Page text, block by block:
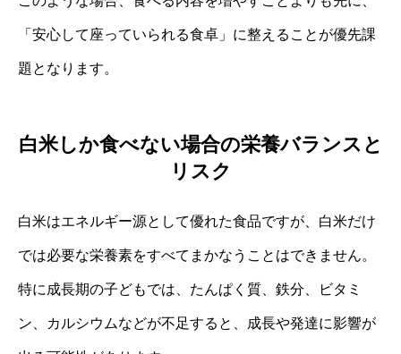
「安心して座っていられる食卓」に整えることが優先課
題となります。
白米しか食べない場合の栄養バランスと
リスク
白米はエネルギー源として優れた食品ですが、白米だけ
では必要な栄養素をすべてまかなうことはできません。
特に成長期の子どもでは、たんぱく質、鉄分、ビタミ
ン、カルシウムなどが不足すると、成長や発達に影響が